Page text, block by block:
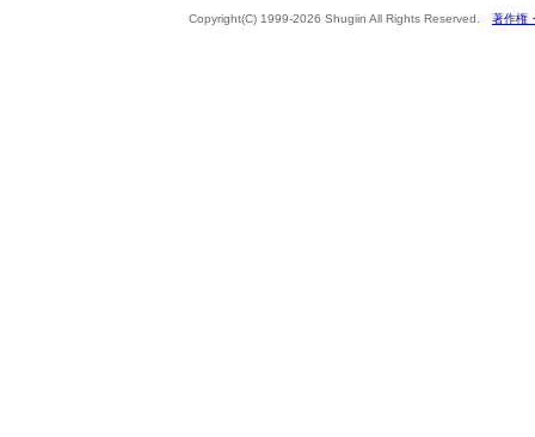
Copyright(C) 1999-2026 Shugiin All Rights Reserved. 著作権